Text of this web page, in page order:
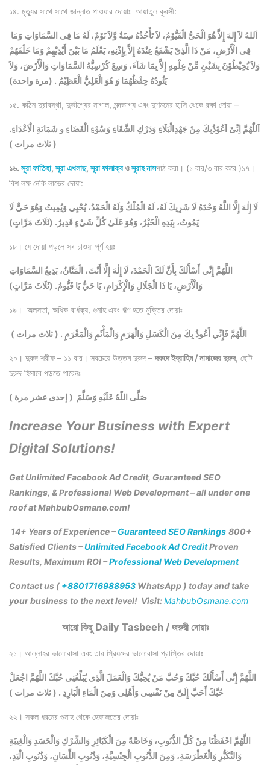
১৪. মৃত্যুর সাথে সাথে জান্নাত পাওয়ার দোয়াঃ আয়াতুল কুরসী:
فِى الْأَرْضِ، مَنْ ذَا الَّذِىْ يَشْفَعُ عِنْدَهُ إِلاَّ بِإِذْنِهِ، يَعْلَمُ مَا بَيْنَ أَيْدِيْهِمْ وَمَا خَلْفَهُمْ
وَلاَ يُحِيْطُوْنَ بِشَيْئٍ مِّنْ عِلْمِهِ إِلاَّ بِمَا شَآءَ، وَسِعَ كُرْسِيُّهُ السَّمَاوَاتِ وَالْأَرْضَ، وَلاَ
يَئُودُهُ حِفْظُهُمَا وَ هُوَ الْعَلِيُّ الْعَظِيْمُ . (مرة واحدة)
১৫. কঠিন দুরাবস্থা, দুর্ভাগ্যের নাগাল, মন্দভাগ্য এবং দুশমনের হাসি থেকে রক্ষা দোয়া –
اَللّٰهُمَّ اِنِّىْ اَعُوْذُبِكَ مِنْ جَهْدِالْبَلَاءِ وَدَرْكِ الشَّقَاءِ وَسُوْءِ الْقَضَاءِ و شَمَاتَةِ الْاَعْدَاءِ.
( ثلاث مرات )
১৬. সুরা ফাতিহা, সূরা এখলাছ, সূরা ফালাক্বওসুরাহ নাসপাঠ করা। (১ বার/৩ বার করে )১৭।
বিশ লক্ষ নেকি লাভের দোয়া:
لَا إِلٰهَ إِلَّا اللَّهُ وَحْدَهُ لَا شَرِيكَ لَهُ، لَهُ الْمُلْكُ وَلَهُ الْحَمْدُ، يُحْيِي وَيُمِيتُ وَهُوَ حَيٌّ لَا
يَمُوتُ، بِيَدِهِ الْخَيْرُ، وَهُوَ عَلَىٰ كُلِّ شَيْءٍ قَدِيرٌ. (ثَلَاثَ مَرَّاتٍ)
১৮। যে দোয়া পড়লে সব চাওয়া পূর্ণ হয়ঃ
اللَّهُمَّ إِنِّي أَسْأَلُكَ بِأَنَّ لَكَ الْحَمْدَ، لَا إِلٰهَ إِلَّا أَنْتَ، الْمَنَّانُ، بَدِيعُ السَّمَاوَاتِ
وَالْأَرْضِ، يَا ذَا الْجَلَالِ وَالْإِكْرَامِ، يَا حَيُّ يَا قَيُّومُ. (ثَلَاثَ مَرَّاتٍ)
১৯। অলসতা, অধিক বার্ধক্য, গুনাহ এবং ঋণ হতে মুক্তির দোয়াঃ
‏‏اللَّهُمَّ فَإِنِّي أَعُوذُ بِكَ مِنَ الْكَسَلِ وَالْهَرَمِ وَالْمَأْثَمِ وَالْمَغْرَمِ . ( ثلاث مرات )
২০। দুরুদ শরীফ – ১১ বার। সবচেয়ে উত্তম দুরুদ –দরুদে ইব্রাহিম / নামাজের দুরুদ, ছোট
দুরুদ হিসাবে পড়তে পারেনঃ
صَلَّى اللّٰهُ عَلَيْهِ وَسَلَّمَ ( إحدى عشر مرة )
Increase Your Business with Expert
Digital Solutions!
Get Unlimited Facebook Ad Credit, Guaranteed SEO
Rankings, & Professional Web Development – all under one
roof at MahbubOsmane.com!
14+ Years of Experience –Guaranteed SEO Rankings 800+
Satisfied Clients –Unlimited Facebook Ad CreditProven
Results, Maximum ROI –Professional Web Development
Contact us ( +8801716988953 WhatsApp ) today and take
your business to the next level! Visit:MahbubOsmane.com
আরো কিছু Daily Tasbeeh / জরুরী দোয়াঃ
২১। আল্লাহর ভালোবাসা এবং তার প্রিয়দের ভালোবাসা প্রাপ্তির দোয়াঃ
اللَّهُمَّ إِنِّى أَسْأَلُكَ حُبَّكَ وَحُبَّ مَنْ يُحِبُّكَ وَالْعَمَلَ الَّذِى يُبَلِّغُنِى حُبَّكَ اللَّهُمَّ اجْعَلْ
حُبَّكَ أَحَبَّ إِلَىَّ مِنْ نَفْسِى وَأَهْلِى وَمِنَ الْمَاءِ الْبَارِدِ . ( ثلاث مرات )
২২। সকল ধরনের গুনাহ থেকে হেফাজতের দোয়াঃ
اللَّهُمَّ احْفَظْنَا مِنْ كُلِّ الذُّنُوبِ، وَخَاصَّةً مِنَ الْكَبَائِرِ وَالشِّرْكِ وَالْحَسَدِ وَالْغِيبَةِ
وَالتَّكَبُّرِ وَالْغَطْرَسَةِ، وَمِنَ الذُّنُوبِ الْجِنْسِيَّةِ، وَذُنُوبِ اللِّسَانِ، وَذُنُوبِ الْيَدِ،